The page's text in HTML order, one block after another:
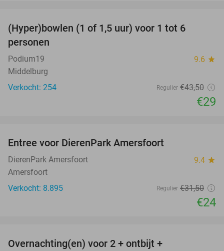
(Hyper)bowlen (1 of 1,5 uur) voor 1 tot 6
personen
Podium19 9.6 star
Middelburg
Verkocht: 254
Regulier €43,50
€29
Entree voor DierenPark Amersfoort
DierenPark Amersfoort 9.4 star
Amersfoort
Verkocht: 8.895
Regulier €31,50
€24
Overnachting(en) voor 2 + ontbijt +